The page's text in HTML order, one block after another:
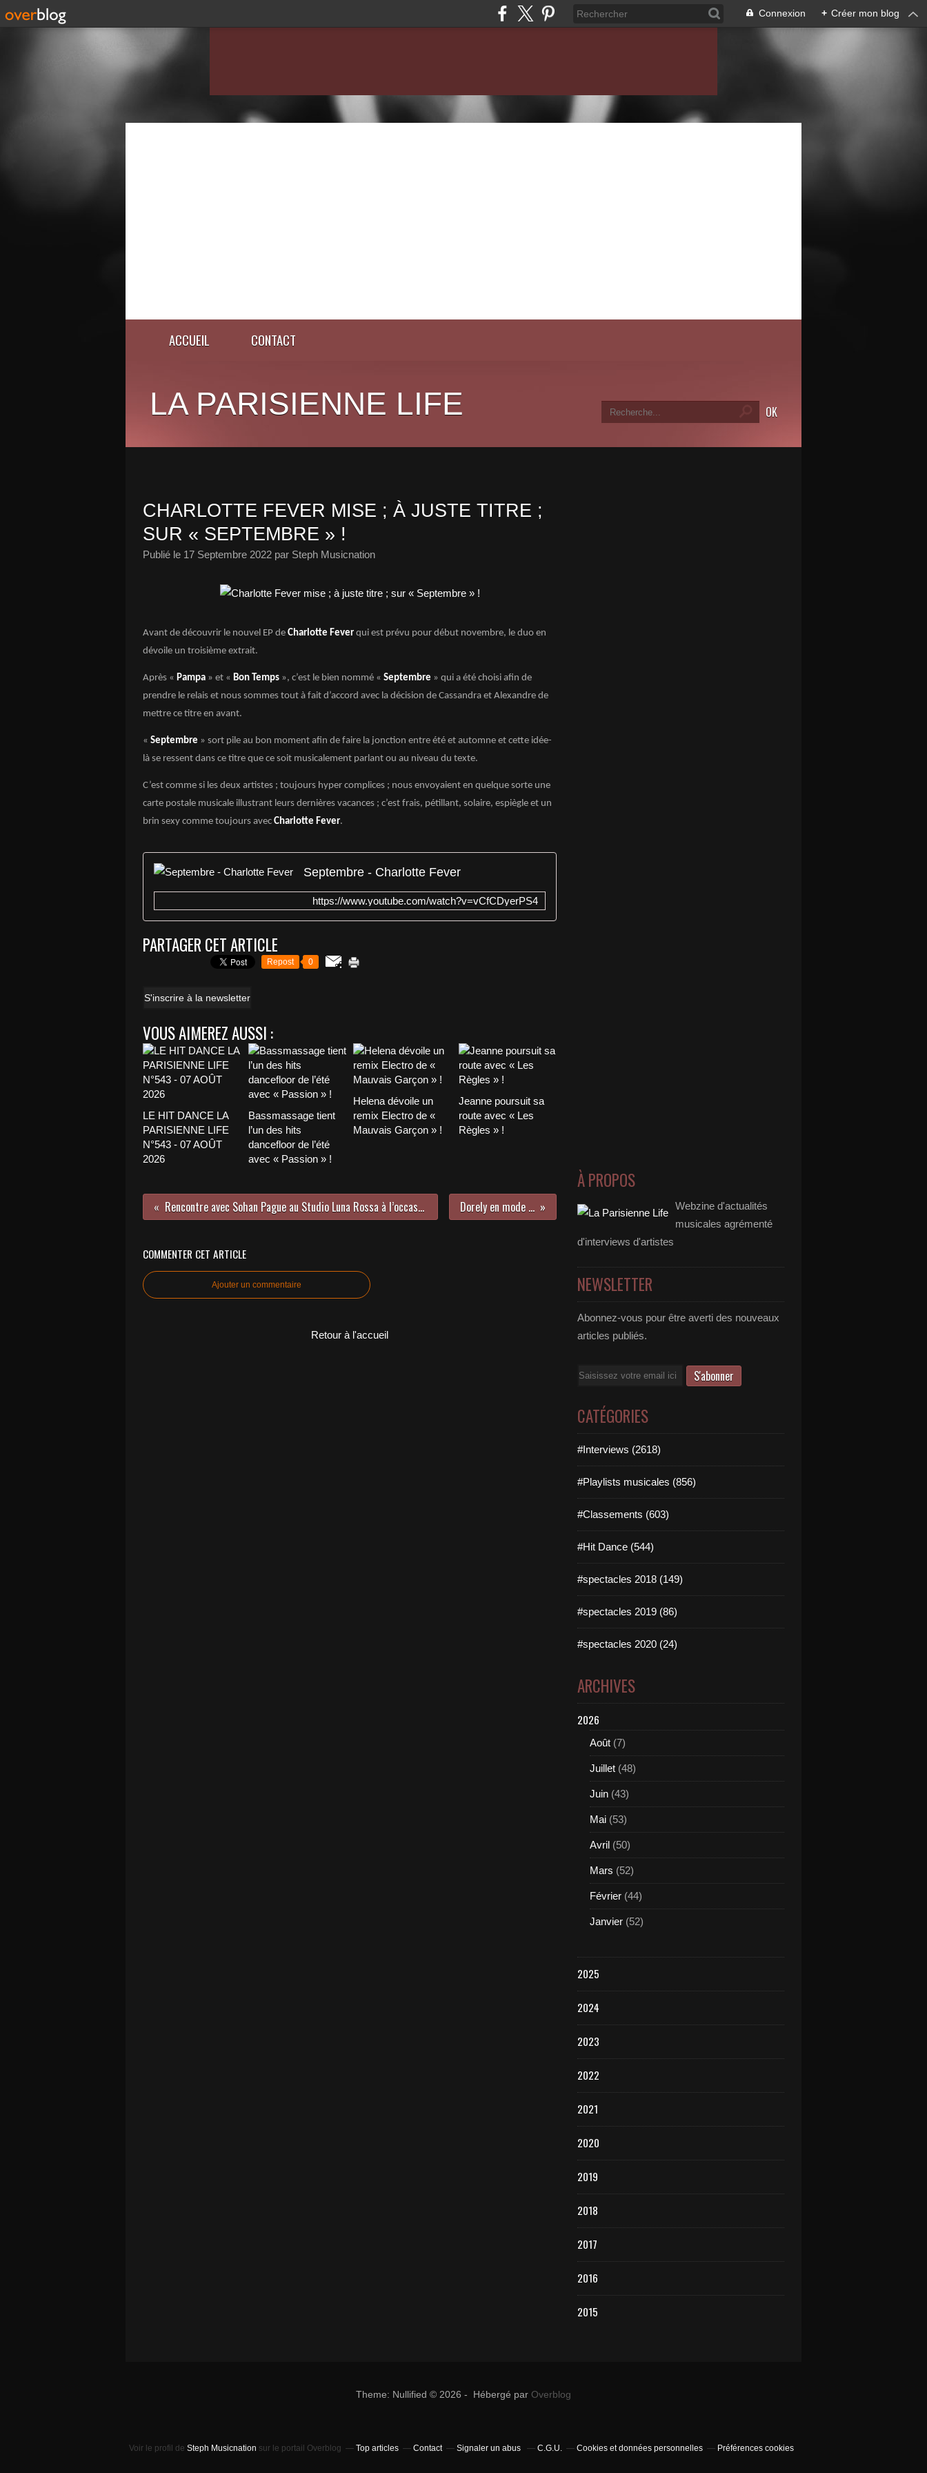
Connexion + Créer mon blog
ACCUEIL CONTACT
LA PARISIENNE LIFE
CHARLOTTE FEVER MISE ; À JUSTE TITRE ;
SUR « SEPTEMBRE » !
Publié le 17 Septembre 2022 par Steph Musicnation
Avant de découvrir le nouvel EP de Charlotte Fever qui est prévu pour début novembre, le duo en
dévoile un troisième extrait.
Après « Pampa » et « Bon Temps », c’est le bien nommé « Septembre » qui a été choisi afin de
prendre le relais et nous sommes tout à fait d’accord avec la décision de Cassandra et Alexandre de
mettre ce titre en avant.
« Septembre » sort pile au bon moment afin de faire la jonction entre été et automne et cette idée-
là se ressent dans ce titre que ce soit musicalement parlant ou au niveau du texte.
C’est comme si les deux artistes ; toujours hyper complices ; nous envoyaient en quelque sorte une
carte postale musicale illustrant leurs dernières vacances ; c’est frais, pétillant, solaire, espiègle et un
brin sexy comme toujours avec Charlotte Fever.
Septembre - Charlotte Fever
https://www.youtube.com/watch?v=vCfCDyerPS4
PARTAGER CET ARTICLE
Repost 0
S'inscrire à la newsletter
VOUS AIMEREZ AUSSI :
LE HIT DANCE LA
PARISIENNE LIFE
N°543 - 07 AOÛT
2026
Bassmassage tient
l’un des hits
dancefloor de l’été
avec « Passion » !
Helena dévoile un
remix Electro de «
Mauvais Garçon » !
Jeanne poursuit sa
route avec « Les
Règles » !
Rencontre avec Sohan Pague au Studio Luna Rossa à l’occasion de la parution de « Moins Que Vous » ! Dorely en mode « Thérapie » !
COMMENTER CET ARTICLE
Ajouter un commentaire
Retour à l'accueil
À PROPOS
Webzine d'actualités
musicales agrémenté
d'interviews d'artistes
NEWSLETTER
Abonnez-vous pour être averti des nouveaux
articles publiés.
Email
CATÉGORIES
#Interviews (2618)
#Playlists musicales (856)
#Classements (603)
#Hit Dance (544)
#spectacles 2018 (149)
#spectacles 2019 (86)
#spectacles 2020 (24)
ARCHIVES
2026
Août (7)
Juillet (48)
Juin (43)
Mai (53)
Avril (50)
Mars (52)
Février (44)
Janvier (52)
2025
2024
2023
2022
2021
2020
2019
2018
2017
2016
2015
Theme: Nullified © 2026 - Hébergé par Overblog
Voir le profil de Steph Musicnation sur le portail Overblog Top articles Contact Signaler un abus C.G.U. Cookies et données personnelles Préférences cookies